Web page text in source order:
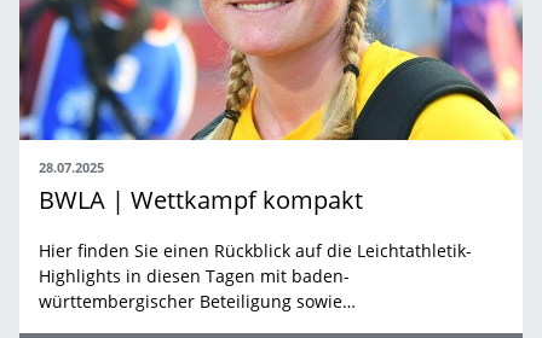
28.07.2025
BWLA | Wettkampf kompakt
Hier finden Sie einen Rückblick auf die Leichtathletik-
Highlights in diesen Tagen mit baden-
württembergischer Beteiligung sowie…